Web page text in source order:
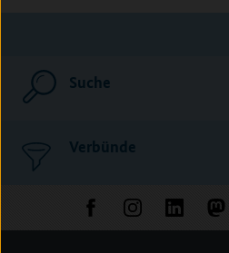
Suche
Verbünde